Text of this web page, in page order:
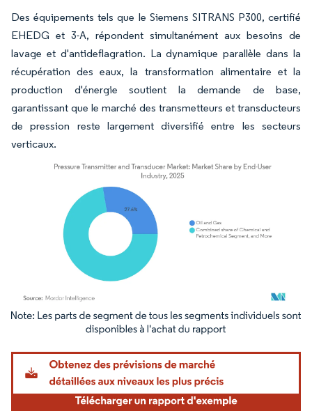
Des équipements tels que le Siemens SITRANS P300, certifié
EHEDG et 3-A, répondent simultanément aux besoins de
lavage et d'antideflagration. La dynamique parallèle dans la
récupération des eaux, la transformation alimentaire et la
production d'énergie soutient la demande de base,
garantissant que le marché des transmetteurs et transducteurs
de pression reste largement diversifié entre les secteurs
verticaux.
Image © Mordor Intelligence. La réutilisation nécessite une attribution sous CC BY